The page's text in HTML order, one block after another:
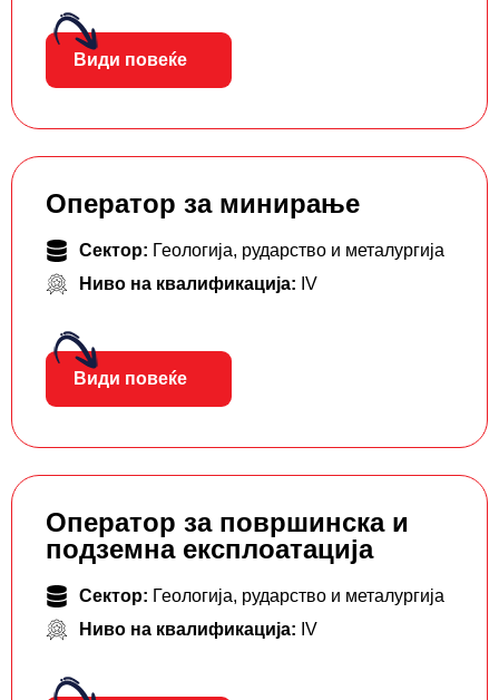
Види повеќе
Оператор за минирање
Сектор: Геологија, рударство и металургија
Ниво на квалификација: IV
Види повеќе
Оператор за површинска и
подземна експлоатација
Сектор: Геологија, рударство и металургија
Ниво на квалификација: IV